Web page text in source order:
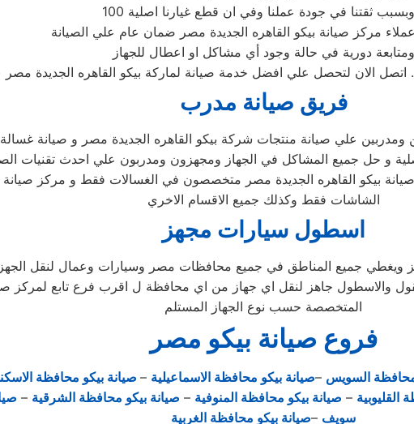
مركز صيانة بيكو القاهره الجديدة مصر ضمان عام علي الصيانة
ومتابعة دورية في حالة وجود أي مشاكل او اعطال للجهاز
لتحصل علي افضل خدمة صيانة لماركة بيكو القاهره الجديدة مصر علي الأرقام
فريق صيانة مدرب
علي صيانة منتجات شركة بيكو القاهره الجديدة مصر و صيانة
و حل جميع المشاكل في الجهاز ومجهزون ومدربون علي احدث تقنيات
بيكو القاهره الجديدة مصر متخصصون في الغسالات فقط و مركز
الشاشات فقط وكذلك جميع الاقسام الاخري
اسطول سيارات مجهز
ويغطي جميع المناطق في جميع محافظات مصر وسيارات وعمال لنقل الجهز
والاسطول جاهز لنقل اي جهاز من اي محافظة ل اقرب فرع تابع لمركز
المتخصصة حسب نوع الجهاز المستلم
فروع صيانة بيكو مصر
السويس –صيانة بيكو محافظة الاسماعيلية – صيانة بيكو محافظة
القليوبية – صيانة بيكو محافظة المنوفية – صيانة بيكو محافظة الشرقية –
سويف –صيانة بيكو محافظة الغربية